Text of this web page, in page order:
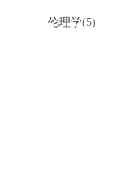
伦理学(5)